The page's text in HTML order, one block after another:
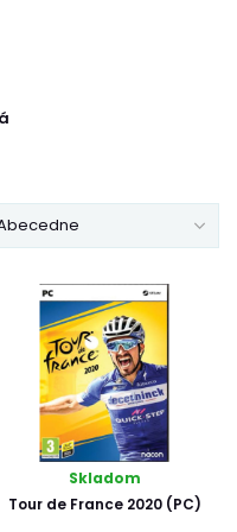
Skladom
Tour de France 2020 (PC)